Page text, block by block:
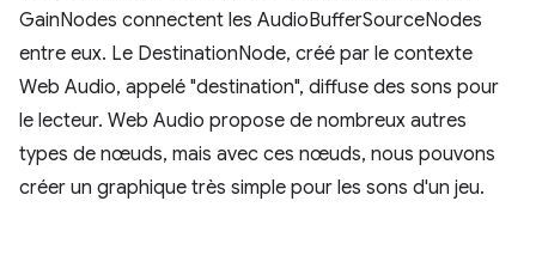
GainNodes connectent les AudioBufferSourceNodes
entre eux. Le DestinationNode, créé par le contexte
Web Audio, appelé "destination", diffuse des sons pour
le lecteur. Web Audio propose de nombreux autres
types de nœuds, mais avec ces nœuds, nous pouvons
créer un graphique très simple pour les sons d'un jeu.